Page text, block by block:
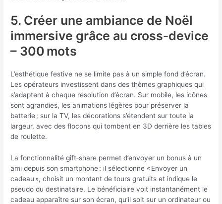
5. Créer une ambiance de Noël
immersive grâce au cross‑device
– 300 mots
L’esthétique festive ne se limite pas à un simple fond d’écran.
Les opérateurs investissent dans des thèmes graphiques qui
s’adaptent à chaque résolution d’écran. Sur mobile, les icônes
sont agrandies, les animations légères pour préserver la
batterie ; sur la TV, les décorations s’étendent sur toute la
largeur, avec des flocons qui tombent en 3D derrière les tables
de roulette.
La fonctionnalité gift‑share permet d’envoyer un bonus à un
ami depuis son smartphone : il sélectionne « Envoyer un
cadeau », choisit un montant de tours gratuits et indique le
pseudo du destinataire. Le bénéficiaire voit instantanément le
cadeau apparaître sur son écran, qu’il soit sur un ordinateur ou